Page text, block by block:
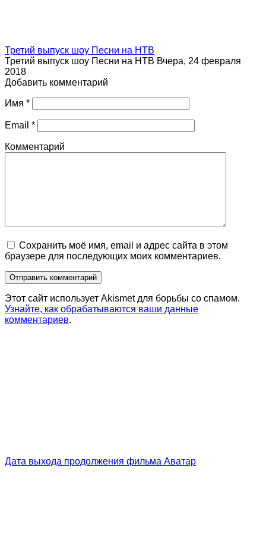
Третий выпуск шоу Песни на НТВ
Третий выпуск шоу Песни на НТВ Вчера, 24 февраля
2018
Добавить комментарий
Имя *
Email *
Комментарий
Сохранить моё имя, email и адрес сайта в этом
браузере для последующих моих комментариев.
Этот сайт использует Akismet для борьбы со спамом.
Узнайте, как обрабатываются ваши данные
комментариев.
Дата выхода продолжения фильма Аватар